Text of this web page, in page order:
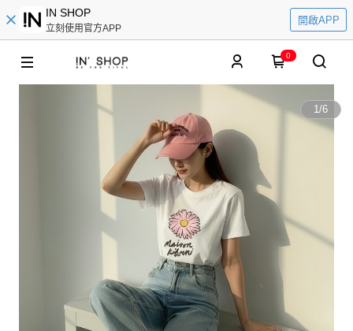
IN SHOP
立刻使用官方APP
開啟APP
0
1/6